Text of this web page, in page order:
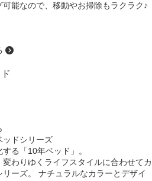
能なので、移動やお掃除もラクラク♪
ッドシリーズ
る「10年ベッド」。
わりゆくライフスタイルに合わせてカ
ーズ。
ナチュラルなカラーとデザイ